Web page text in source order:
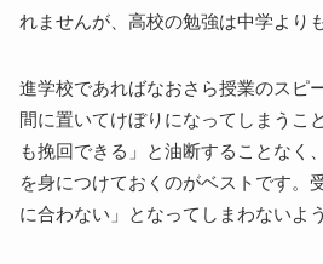
れませんが、高校の勉強は中学より
進学校であればなおさら授業のスピ
間に置いてけぼりになってしまうこ
も挽回できる」と油断することなく
を身につけておくのがベストです。
に合わない」となってしまわないよ